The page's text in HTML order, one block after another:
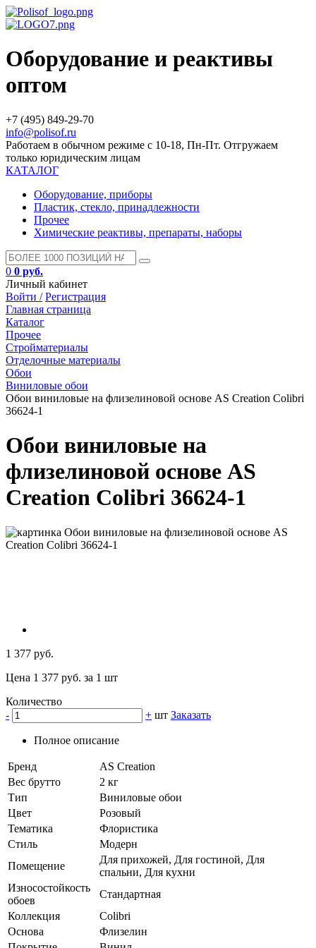
Оборудование и реактивы
оптом
+7 (495) 849-29-70
info@polisof.ru
Работаем в обычном режиме с 10-18, Пн-Пт. Отгружаем
только юридическим лицам
КАТАЛОГ
Оборудование, приборы
Пластик, стекло, принадлежности
Прочее
Химические реактивы, препараты, наборы
0 0 руб.
Личный кабинет
Войти / Регистрация
Главная страница
Каталог
Прочее
Стройматериалы
Отделочные материалы
Обои
Виниловые обои
Обои виниловые на флизелиновой основе AS Creation Colibri
36624-1
Обои виниловые на
флизелиновой основе AS
Creation Colibri 36624-1
1 377 руб.
Цена 1 377 руб. за 1 шт
Количество
-
+ шт Заказать
Полное описание
Бренд
AS Creation
Вес брутто
2 кг
Тип
Виниловые обои
Цвет
Розовый
Тематика
Флористика
Стиль
Модерн
Помещение
Для прихожей, Для гостиной, Для
спальни, Для кухни
Износостойкость
обоев
Стандартная
Коллекция
Colibri
Основа
Флизелин